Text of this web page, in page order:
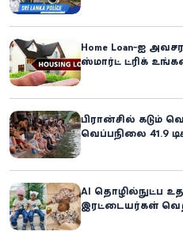
Home Loan-ஐ
ஸ்மார்ட் ட்ரிக்
பிரான்சில் கடும்
வெப்பநிலை 41.9
AI தொழில்நுட்ப
இரட்டையர்கள்